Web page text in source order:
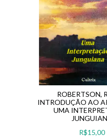
ROBERTSON,
INTRODUÇÃO AO
UMA
R$15,00